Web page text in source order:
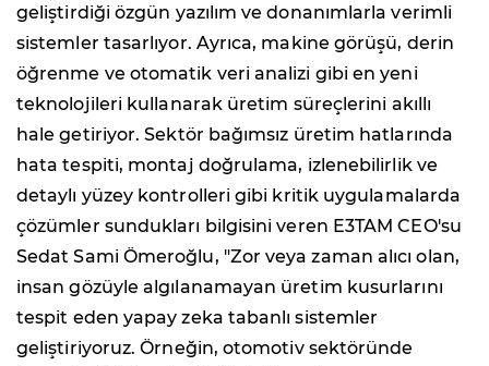
geliştirdiği özgün yazılım ve donanımlarla verimli
sistemler tasarlıyor. Ayrıca, makine görüşü, derin
öğrenme ve otomatik veri analizi gibi en yeni
teknolojileri kullanarak üretim süreçlerini akıllı
hale getiriyor. Sektör bağımsız üretim hatlarında
hata tespiti, montaj doğrulama, izlenebilirlik ve
detaylı yüzey kontrolleri gibi kritik uygulamalarda
çözümler sundukları bilgisini veren E3TAM CEO'su
Sedat Sami Ömeroğlu, "Zor veya zaman alıcı olan,
insan gözüyle algılanamayan üretim kusurlarını
tespit eden yapay zeka tabanlı sistemler
geliştiriyoruz. Örneğin, otomotiv sektöründe